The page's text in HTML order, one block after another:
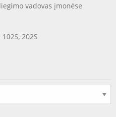
vadovas įmonėse
202S